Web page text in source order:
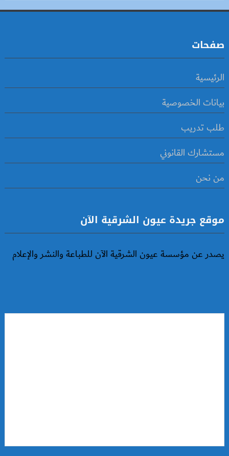
صفحات
الرئيسية
بيانات الخصوصية
طلب تدريب
مستشارك القانوني
من نحن
موقع جريدة عيون الشرقية الآن
يصدر عن مؤسسة عيون الشرقية الآن للطباعة والنشر والإعلام